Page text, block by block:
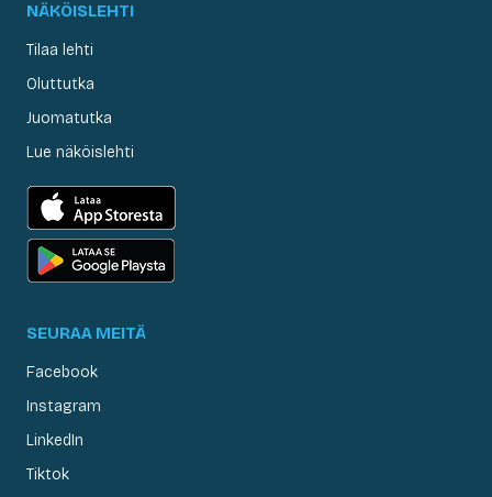
NÄKÖISLEHTI
Tilaa lehti
Oluttutka
Juomatutka
Lue näköislehti
SEURAA MEITÄ
Facebook
Instagram
LinkedIn
Tiktok